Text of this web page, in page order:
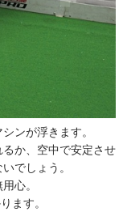
ンが浮きます。
か、空中で安定させ
でしょう。
心。
ます。